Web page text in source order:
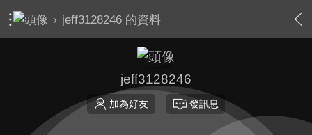
› jeff3128246 的資料
jeff3128246
加為好友 發訊息